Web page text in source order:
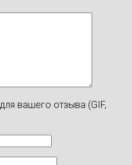
вашего отзыва (GIF,